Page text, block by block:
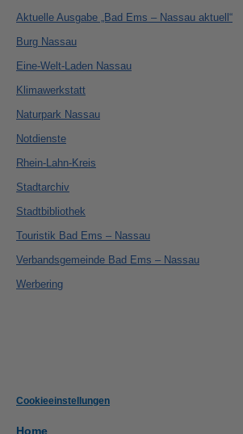
Aktuelle Ausgabe „Bad Ems – Nassau aktuell“
Burg Nassau
Eine-Welt-Laden Nassau
Klimawerkstatt
Naturpark Nassau
Notdienste
Rhein-Lahn-Kreis
Stadtarchiv
Stadtbibliothek
Touristik Bad Ems – Nassau
Verbandsgemeinde Bad Ems – Nassau
Werbering
Cookieeinstellungen
Home